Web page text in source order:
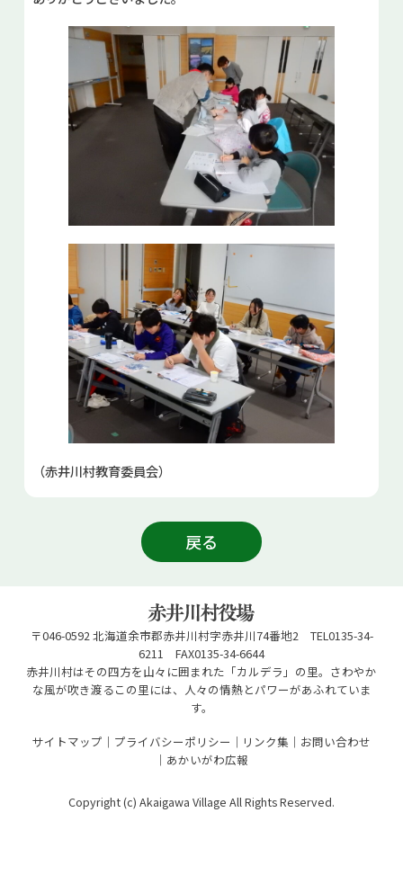
（赤井川村教育委員会）
戻る
〒046-0592 北海道余市郡赤井川村字赤井川74番地2 TEL0135-34-
6211 FAX0135-34-6644
赤井川村はその四方を山々に囲まれた「カルデラ」の里。さわやか
な風が吹き渡るこの里には、人々の情熱とパワーがあふれていま
す。
サイトマップ
プライバシーポリシー リンク集
お問い合わせ
あかいがわ広報
Copyright (c) Akaigawa Village All Rights Reserved.